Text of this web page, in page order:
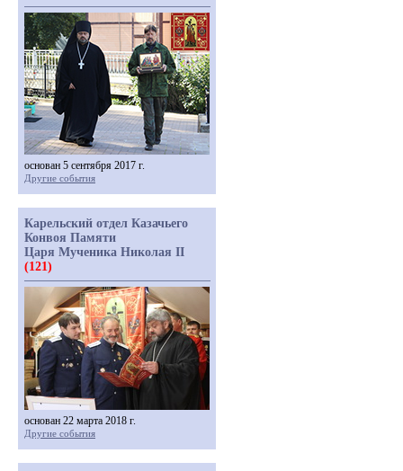
основан 5 сентября 2017 г.
Другие события
Карельский отдел Казачьего
Конвоя Памяти
Царя Мученика Николая II
(121)
основан 22 марта 2018 г.
Другие события